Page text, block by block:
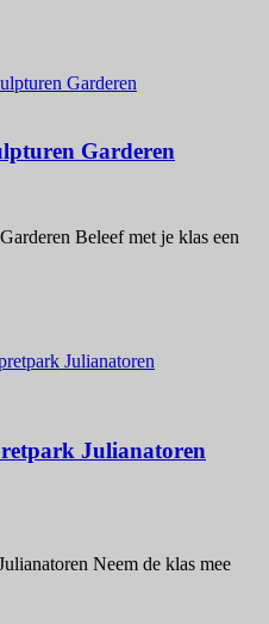
Garderen
Beleef met je klas een
Julianatoren
Neem de klas mee